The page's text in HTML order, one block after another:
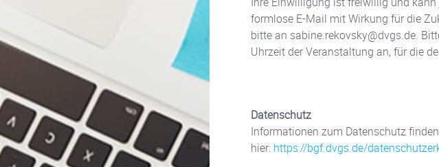
formlose E-Mail mit Wirkung für die
bitte an sabine.rekovsky@dvgs.de.
Uhrzeit der Veranstaltung an, für die
Datenschutz
Informationen zum Datenschutz
hier: https://bgf.dvgs.de/